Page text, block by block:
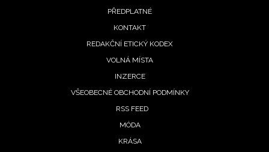
PŘEDPLATNÉ
KONTAKT
REDAKČNÍ ETICKÝ KODEX
VOLNÁ MÍSTA
INZERCE
VŠEOBECNÉ OBCHODNÍ PODMÍNKY
RSS FEED
MÓDA
KRÁSA